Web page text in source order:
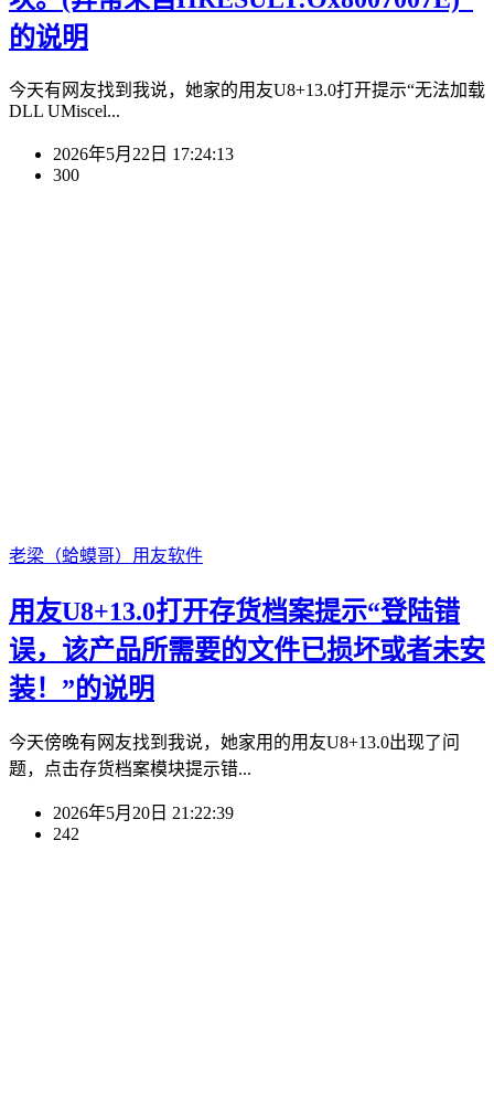
的说明
今天有网友找到我说，她家的用友U8+13.0打开提示“无法加载
DLL UMiscel...
2026年5月22日 17:24:13
300
老梁（蛤蟆哥） 用友软件
用友U8+13.0打开存货档案提示“登陆错
误，该产品所需要的文件已损坏或者未安
装！”的说明
今天傍晚有网友找到我说，她家用的用友U8+13.0出现了问
题，点击存货档案模块提示错...
2026年5月20日 21:22:39
242